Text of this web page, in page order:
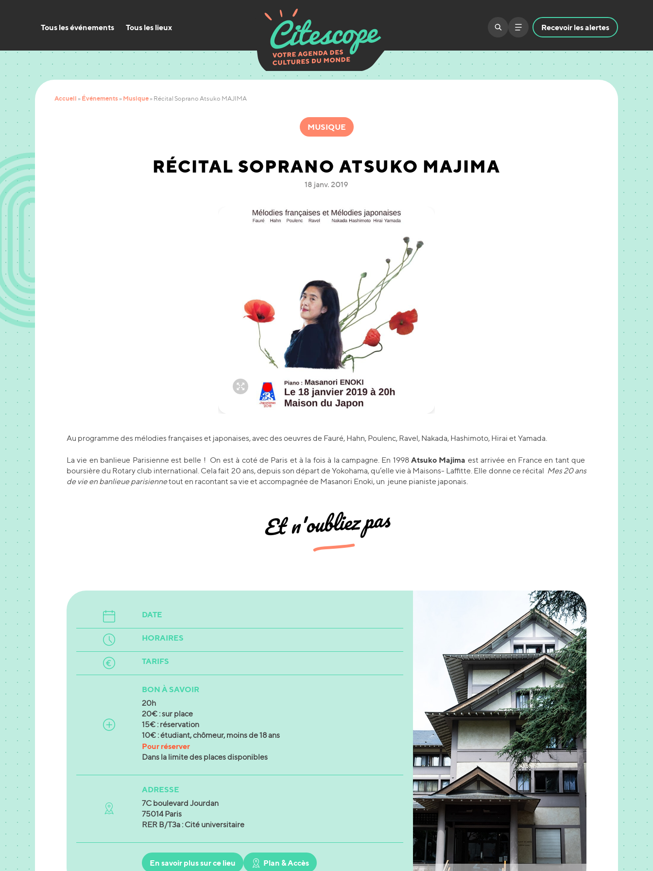
Tous les événements Tous les lieux Recevoir les alertes
Accueil » Événements » Musique » Récital Soprano Atsuko MAJIMA
MUSIQUE
RÉCITAL SOPRANO ATSUKO MAJIMA
18 janv. 2019
Au programme des mélodies françaises et japonaises, avec des oeuvres de Fauré, Hahn, Poulenc, Ravel, Nakada, Hashimoto, Hirai et Yamada.
La vie en banlieue Parisienne est belle ! On est à coté de Paris et à la fois à la campagne. En 1998 Atsuko Majima est arrivée en France en tant que
boursière du Rotary club international. Cela fait 20 ans, depuis son départ de Yokohama, qu’elle vie à Maisons- Laffitte. Elle donne ce récital Mes 20 ans
de vie en banlieue parisiennetout en racontant sa vie et accompagnée de Masanori Enoki, un jeune pianiste japonais.
Et n'oubliez pas
DATE
HORAIRES
TARIFS
BON À SAVOIR
20h
20€ : sur place
15€ : réservation
10€ : étudiant, chômeur, moins de 18 ans
Pour réserver
Dans la limite des places disponibles
ADRESSE
7C boulevard Jourdan
75014 Paris
RER B/T3a : Cité universitaire
En savoir plus sur ce lieu
Plan & Accès